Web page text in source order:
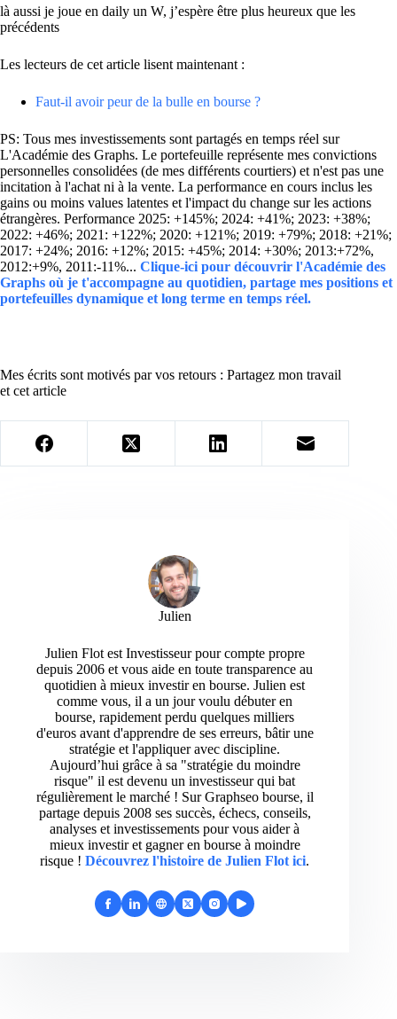
là aussi je joue en daily un W, j’espère être plus heureux que les
précédents
Les lecteurs de cet article lisent maintenant :
Faut-il avoir peur de la bulle en bourse ?
PS: Tous mes investissements sont partagés en temps réel sur
L'Académie des Graphs. Le portefeuille représente mes convictions
personnelles consolidées (de mes différents courtiers) et n'est pas une
incitation à l'achat ni à la vente. La performance en cours inclus les
gains ou moins values latentes et l'impact du change sur les actions
étrangères. Performance 2025: +145%; 2024: +41%; 2023: +38%;
2022: +46%; 2021: +122%; 2020: +121%; 2019: +79%; 2018: +21%;
2017: +24%; 2016: +12%; 2015: +45%; 2014: +30%; 2013:+72%,
2012:+9%, 2011:-11%... Clique-ici pour découvrir l'Académie des
Graphs où je t'accompagne au quotidien, partage mes positions et
portefeuilles dynamique et long terme en temps réel.
Mes écrits sont motivés par vos retours : Partagez mon travail
et cet article
Julien
Julien Flot est Investisseur pour compte propre
depuis 2006 et vous aide en toute transparence au
quotidien à mieux investir en bourse. Julien est
comme vous, il a un jour voulu débuter en
bourse, rapidement perdu quelques milliers
d'euros avant d'apprendre de ses erreurs, bâtir une
stratégie et l'appliquer avec discipline.
Aujourd’hui grâce à sa "stratégie du moindre
risque" il est devenu un investisseur qui bat
régulièrement le marché ! Sur Graphseo bourse, il
partage depuis 2008 ses succès, échecs, conseils,
analyses et investissements pour vous aider à
mieux investir et gagner en bourse à moindre
risque ! Découvrez l'histoire de Julien Flot ici.